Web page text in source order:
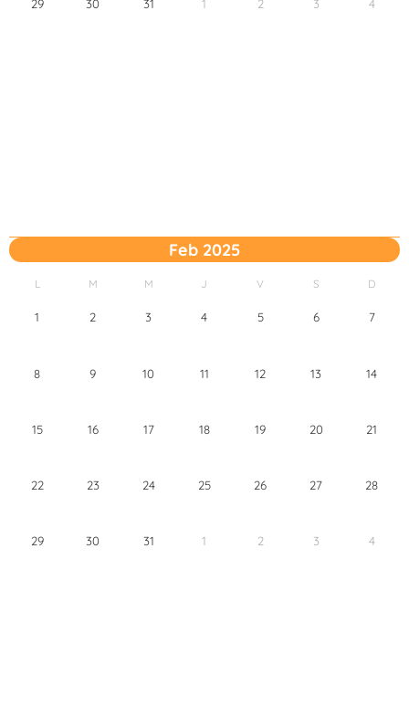
29 30 31 1 2 3 4
Feb 2025
L M M J V S D
1 2 3 4 5 6 7
8 9 10 11 12 13 14
15 16 17 18 19 20 21
22 23 24 25 26 27 28
29 30 31 1 2 3 4